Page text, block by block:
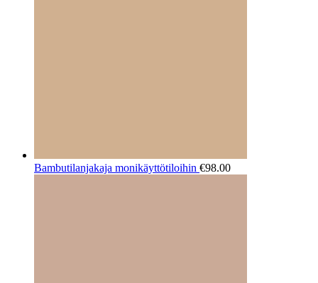
Bambutilanjakaja monikäyttötiloihin €98.00